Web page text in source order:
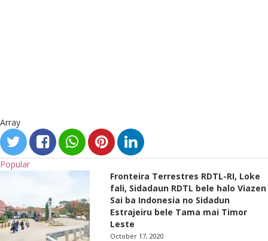
Array
Popular
Fronteira Terrestres RDTL-RI, Loke
fali, Sidadaun RDTL bele halo Viazen
Sai ba Indonesia no Sidadun
Estrajeiru bele Tama mai Timor
Leste
October 17, 2020